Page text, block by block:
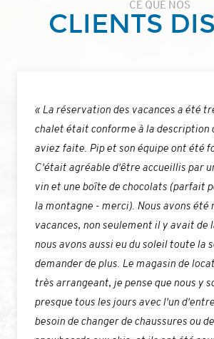
CE QUE NOS
CLIENTS
« La réservation des vacances a été
chalet était conforme à la description
aviez faite. Pip et son équipe ont été
C'était agréable d'être accueillis par
vin et une boîte de chocolats (parfait
la montagne - merci). Nous avons été
vacances, non seulement il y avait de
nous avons aussi eu du soleil toute la
demander de plus. Le magasin de
très arrangeant, je pense que nous y
presque tous les jours avec l'un
besoin de changer de chaussures ou